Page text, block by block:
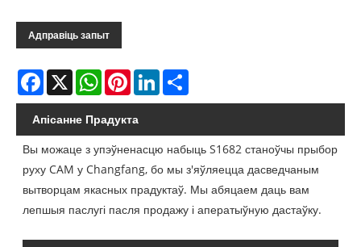
Адправіць запыт
Facebook
X WhatsAppPinterestLinkedIn
Апісанне Прадукта
Вы можаце з упэўненасцю набыць S1682 станоўчы прыбор
руху CAM у Changfang, бо мы з'яўляецца дасведчаным
вытворцам якасных прадуктаў. Мы абяцаем даць вам
лепшыя паслугі пасля продажу і аператыўную дастаўку.